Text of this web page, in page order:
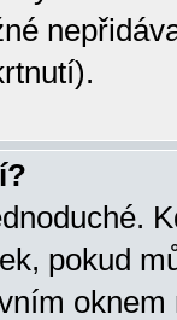
pokud
oknem